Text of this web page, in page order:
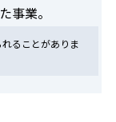
事業。
ることがありま